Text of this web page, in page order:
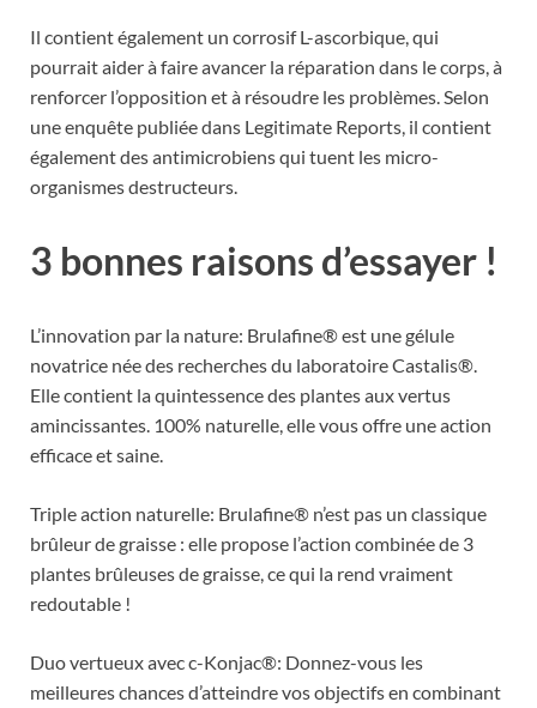
Il contient également un corrosif L-ascorbique, qui
pourrait aider à faire avancer la réparation dans le corps, à
renforcer l’opposition et à résoudre les problèmes. Selon
une enquête publiée dans Legitimate Reports, il contient
également des antimicrobiens qui tuent les micro-
organismes destructeurs.
3 bonnes raisons d’essayer !
L’innovation par la nature: Brulafine® est une gélule
novatrice née des recherches du laboratoire Castalis®.
Elle contient la quintessence des plantes aux vertus
amincissantes. 100% naturelle, elle vous offre une action
efficace et saine.
Triple action naturelle: Brulafine® n’est pas un classique
brûleur de graisse : elle propose l’action combinée de 3
plantes brûleuses de graisse, ce qui la rend vraiment
redoutable !
Duo vertueux avec c-Konjac®: Donnez-vous les
meilleures chances d’atteindre vos objectifs en combinant